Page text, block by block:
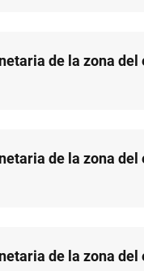
de la zona
de la zona
de la zona